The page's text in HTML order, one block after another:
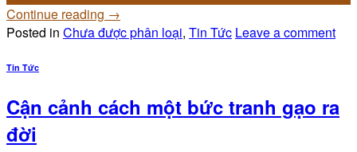
Continue reading →
Posted in Chưa được phân loại, Tin Tức Leave a comment
Tin Tức
Cận cảnh cách một bức tranh gạo ra
đời